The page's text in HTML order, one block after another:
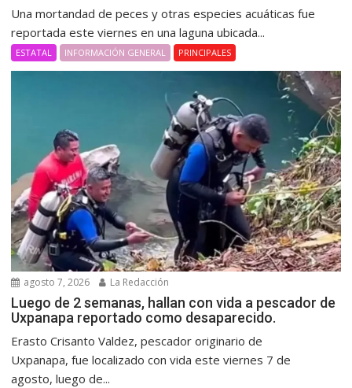
Una mortandad de peces y otras especies acuáticas fue
reportada este viernes en una laguna ubicada...
ESTATAL INFORMACIÓN GENERAL PRINCIPALES
agosto 7, 2026 La Redacción
Luego de 2 semanas, hallan con vida a pescador de
Uxpanapa reportado como desaparecido.
Erasto Crisanto Valdez, pescador originario de
Uxpanapa, fue localizado con vida este viernes 7 de
agosto, luego de...